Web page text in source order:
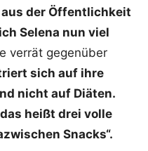
der Öffentlichkeit
Selena nun viel
verrät gegenüber
sich auf ihre
nicht auf Diäten.
heißt drei volle
Snacks“.